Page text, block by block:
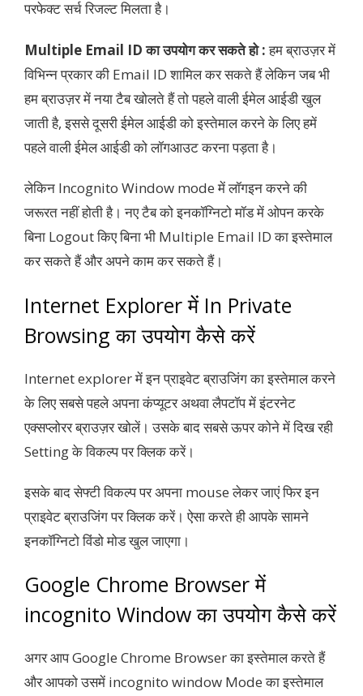
परफेक्ट सर्च रिजल्ट मिलता है।
Multiple Email ID का उपयोग कर सकते हो :हम ब्राउज़र में
विभिन्न प्रकार की Email ID शामिल कर सकते हैं लेकिन जब भी
हम ब्राउज़र में नया टैब खोलते हैं तो पहले वाली ईमेल आईडी खुल
जाती है, इससे दूसरी ईमेल आईडी को इस्तेमाल करने के लिए हमें
पहले वाली ईमेल आईडी को लॉगआउट करना पड़ता है।
लेकिन Incognito Window mode में लॉगइन करने की
जरूरत नहीं होती है। नए टैब को इनकॉग्निटो मॉड में ओपन करके
बिना Logout किए बिना भी Multiple Email ID का इस्तेमाल
कर सकते हैं और अपने काम कर सकते हैं।
Internet Explorer में In Private
Browsing का उपयोग कैसे करें
Internet explorer में इन प्राइवेट ब्राउजिंग का इस्तेमाल करने
के लिए सबसे पहले अपना कंप्यूटर अथवा लैपटॉप में इंटरनेट
एक्सप्लोरर ब्राउज़र खोलें। उसके बाद सबसे ऊपर कोने में दिख रही
Setting के विकल्प पर क्लिक करें।
इसके बाद सेफ्टी विकल्प पर अपना mouse लेकर जाएं फिर इन
प्राइवेट ब्राउजिंग पर क्लिक करें। ऐसा करते ही आपके सामने
इनकॉग्निटो विंडो मोड खुल जाएगा।
Google Chrome Browser में
incognito Window का उपयोग कैसे करें
अगर आप Google Chrome Browser का इस्तेमाल करते हैं
और आपको उसमें incognito window Mode का इस्तेमाल